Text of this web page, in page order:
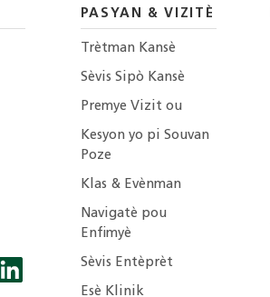
PASYAN & VIZITÈ
Trètman Kansè
Sèvis Sipò Kansè
Premye Vizit ou
Kesyon yo pi Souvan
Poze
Klas & Evènman
Navigatè pou
Enfimyè
Sèvis Entèprèt
Esè Klinik